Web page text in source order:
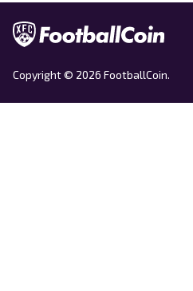
Copyright © 2026 FootballCoin.